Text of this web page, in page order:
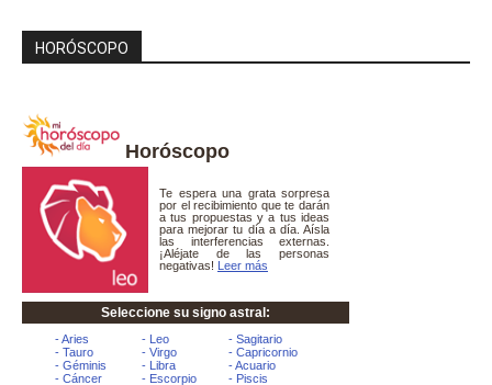
HORÓSCOPO
Horóscopo